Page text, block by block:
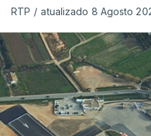
RTP / atualizado 8 Agosto